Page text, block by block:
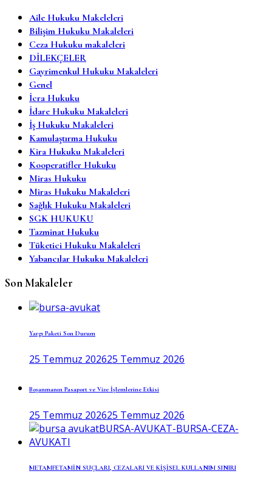
Aile Hukuku Makeleleri
Bilişim Hukuku Makaleleri
Ceza Hukuku makaleleri
DİLEKÇELER
Gayrimenkul Hukuku Makaleleri
Genel
İcra Hukuku
İdare Hukuku Makaleleri
İş Hukuku Makaleleri
Kamulaştırma Hukuku
Kira Hukuku Makaleleri
Kooperatifler Hukuku
Miras Hukuku
Miras Hukuku Makaleleri
Sağlık Hukuku Makaleleri
SGK HUKUKU
Tazminat Hukuku
Tüketici Hukuku Makaleleri
Yabancılar Hukuku Makaleleri
Son Makaleler
Yargı Paketi Son Durum
25 Temmuz 202625 Temmuz 2026
Boşanmanın Pasaport ve Vize İşlemlerine Etkisi
25 Temmuz 202625 Temmuz 2026
METAMFETAMİN SUÇLARI, CEZALARI VE KİŞİSEL KULLANIM SINIRI